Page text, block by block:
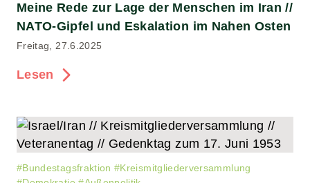
Meine Rede zur Lage der Menschen im Iran //
NATO-Gipfel und Eskalation im Nahen Osten
Freitag, 27.6.2025
Lesen
#Bundestagsfraktion #Kreismitgliederversammlung